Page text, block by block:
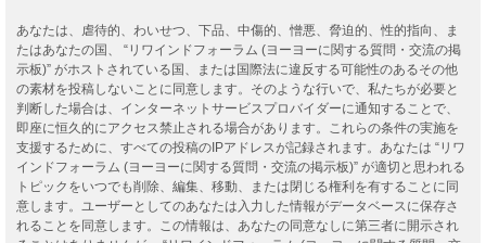
あなたは、虐待的、わいせつ、下品、中傷的、憎悪、脅迫的、性的指向、ま
たはあなたの国、 “リワインドフォーラム (ヨーヨーに関する質問・交流の掲
示板)” がホストされている国、または国際法に違反する可能性のあるその他
の素材を投稿しないことに同意します。そのような行いで、私たちが必要と
判断した場合は、インターネットサービスプロバイダーに通知することで、
即座に恒久的にアクセス禁止される場合があります。これらの条件の実施を
支援するために、すべての投稿のIPアドレスが記録されます。あなたは “リワ
インドフォーラム (ヨーヨーに関する質問・交流の掲示板)” が適切と思われる
トピックをいつでも削除、編集、移動、または閉じる権利を有することに同
意します。ユーザーとしてのあなたは入力した情報がデータベースに保存さ
れることを同意します。この情報は、あなたの同意なしに第三者に開示され